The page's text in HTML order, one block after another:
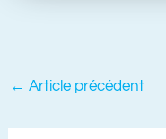
← Article précédent